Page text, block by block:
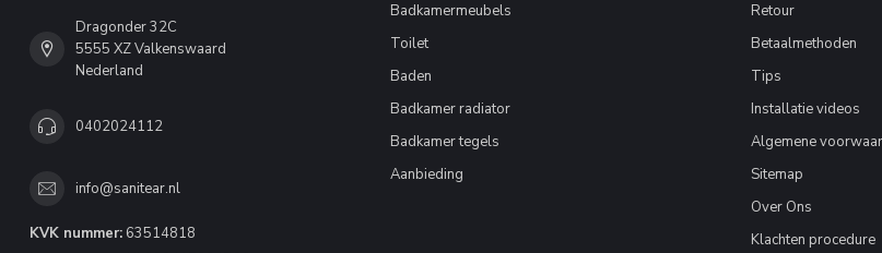
Dragonder 32C
5555 XZ Valkenswaard
Nederland
0402024112
info@sanitear.nl
KVK nummer: 63514818
Badkamermeubels
Toilet
Baden
Badkamer radiator
Badkamer tegels
Aanbieding
Retour
Betaalmethoden
Tips
Installatie videos
Algemene
Sitemap
Over Ons
Klachten procedure